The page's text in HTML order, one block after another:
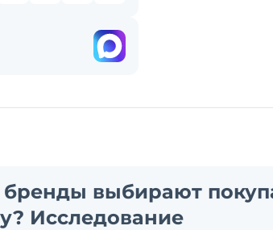
бренды выбирают
Исследование